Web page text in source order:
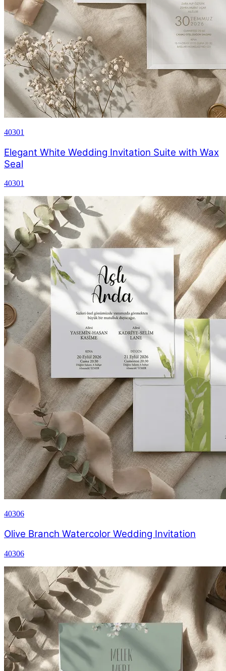
40301
Elegant White Wedding Invitation Suite with Wax
Seal
40301
40306
Olive Branch Watercolor Wedding Invitation
40306